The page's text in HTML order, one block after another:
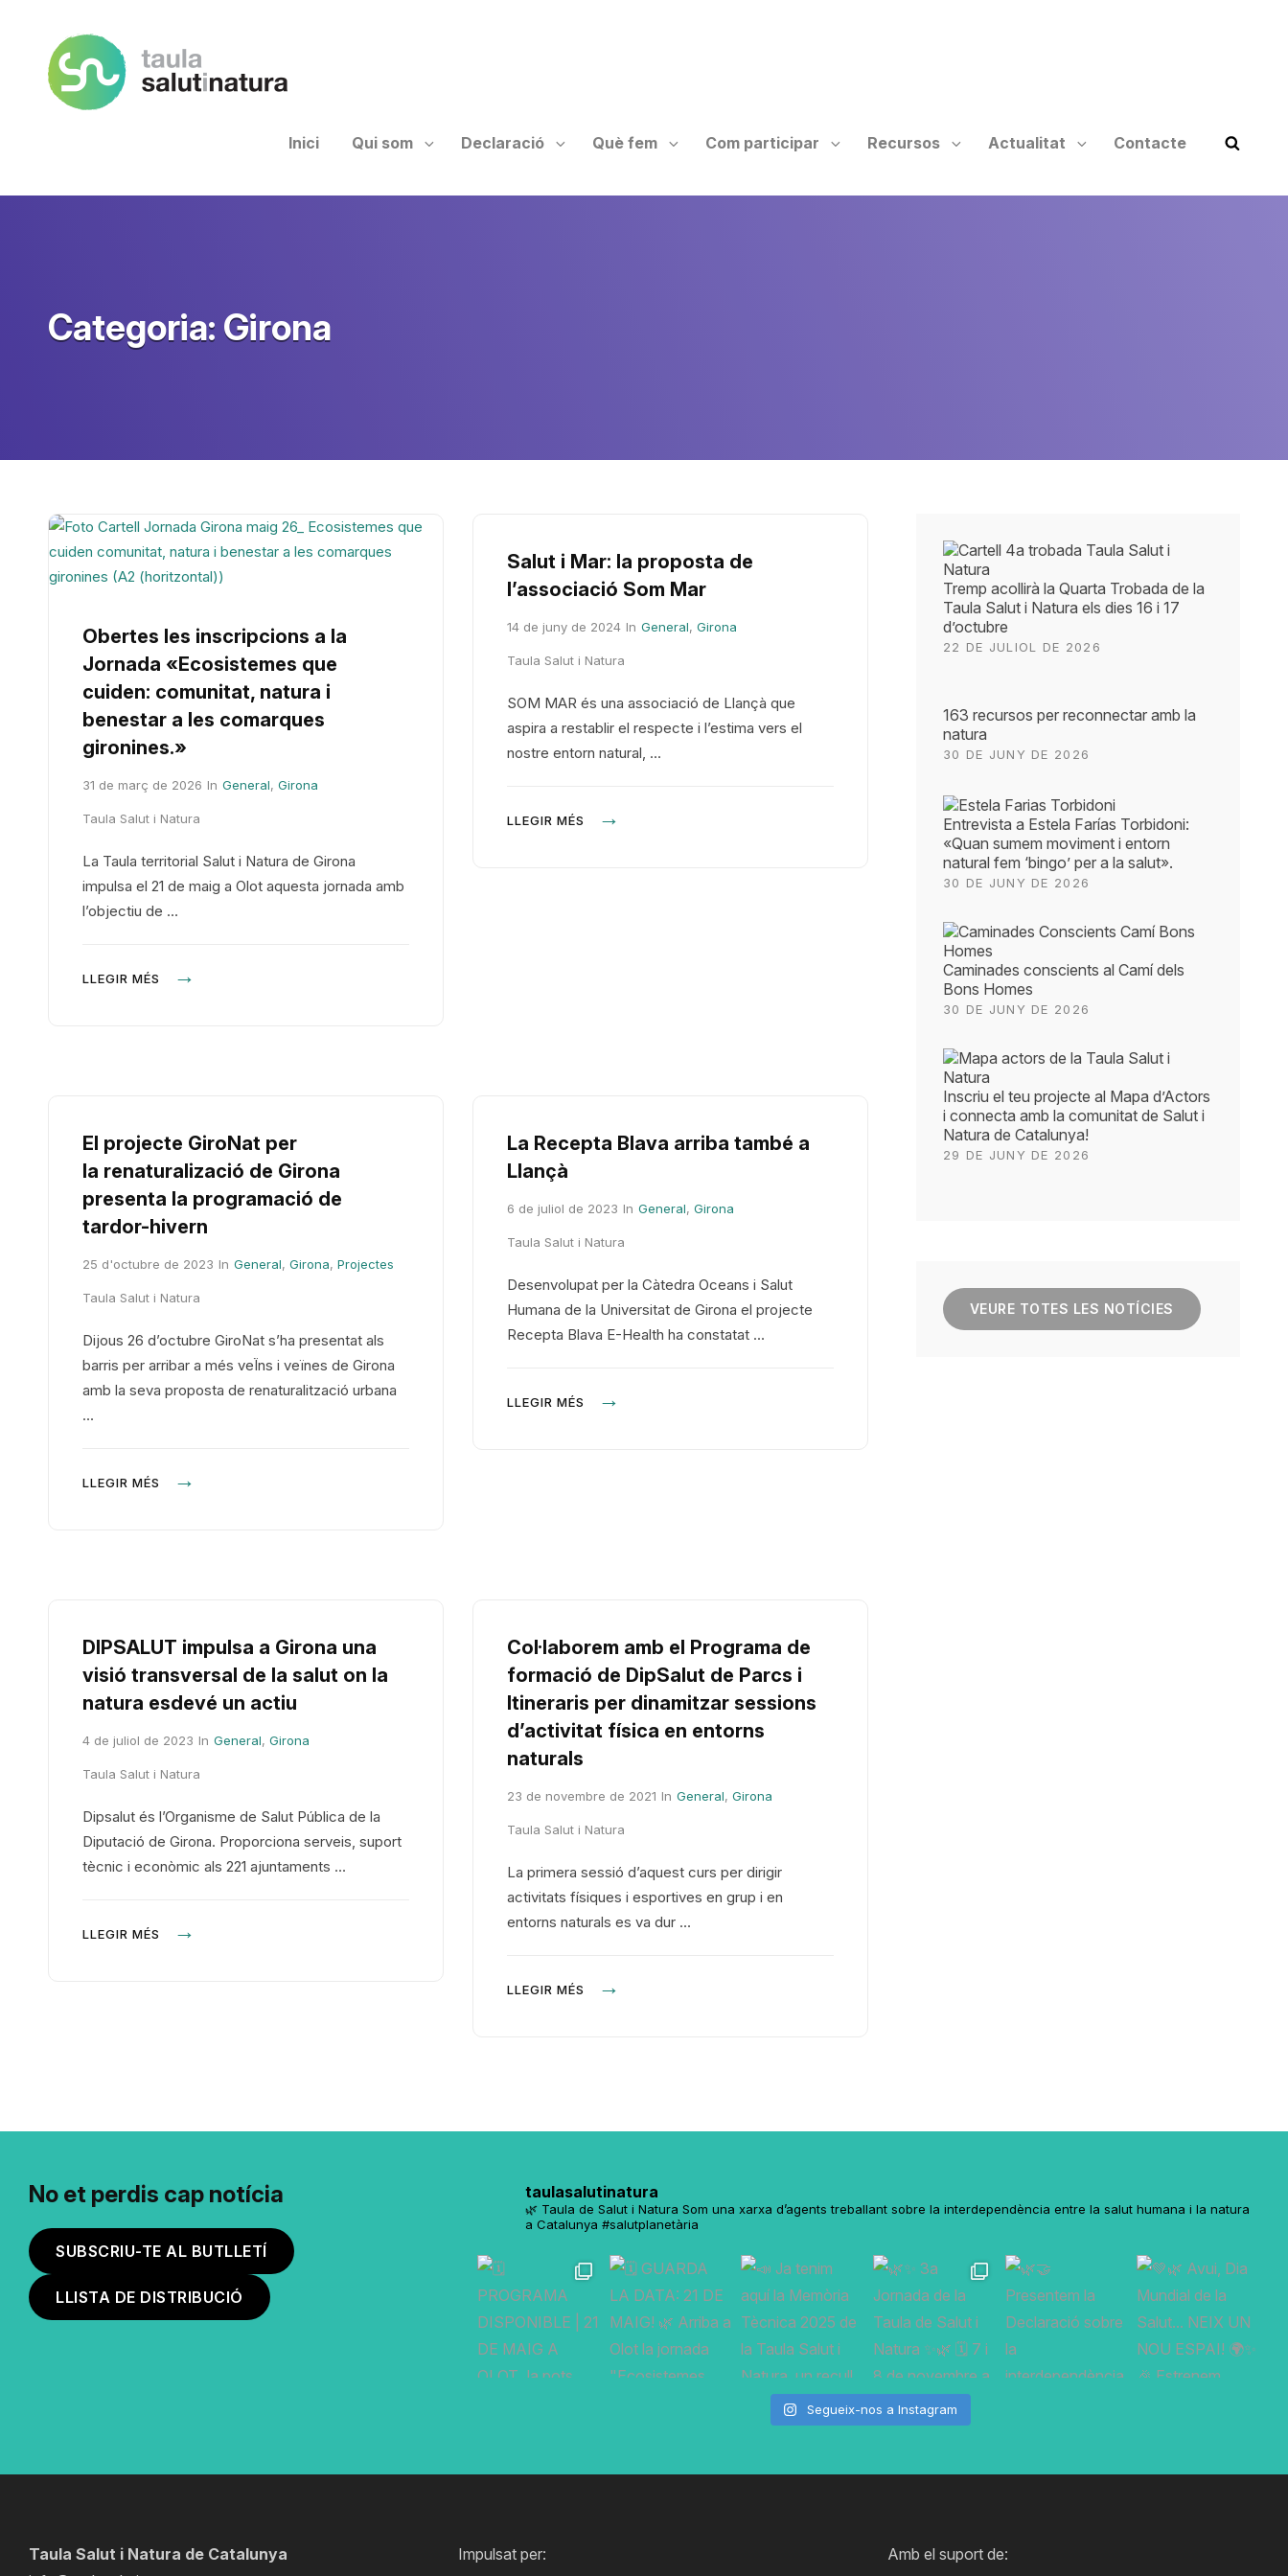
Taula Salut I Natura
Inici Qui som Declaració Què fem Com participar Recursos Actualitat Contacte
Categoria: Girona
Obertes les inscripcions a la
Jornada «Ecosistemes que
cuiden: comunitat, natura i
benestar a les comarques
gironines.»
31 de març de 2026 In General, Girona
Taula Salut i Natura
La Taula territorial Salut i Natura de Girona
impulsa el 21 de maig a Olot aquesta jornada amb
l’objectiu de …
LLEGIR MÉS
Salut i Mar: la proposta de
l’associació Som Mar
14 de juny de 2024 In General, Girona
Taula Salut i Natura
SOM MAR és una associació de Llançà que
aspira a restablir el respecte i l’estima vers el
nostre entorn natural, …
LLEGIR MÉS
El projecte GiroNat per
la renaturalizació de Girona
presenta la programació de
tardor-hivern
25 d'octubre de 2023 In General, Girona, Projectes
Taula Salut i Natura
Dijous 26 d’octubre GiroNat s’ha presentat als
barris per arribar a més veÏns i veïnes de Girona
amb la seva proposta de renaturalització urbana
…
LLEGIR MÉS
La Recepta Blava arriba també a
Llançà
6 de juliol de 2023 In General, Girona
Taula Salut i Natura
Desenvolupat per la Càtedra Oceans i Salut
Humana de la Universitat de Girona el projecte
Recepta Blava E-Health ha constatat …
LLEGIR MÉS
DIPSALUT impulsa a Girona una
visió transversal de la salut on la
natura esdevé un actiu
4 de juliol de 2023 In General, Girona
Taula Salut i Natura
Dipsalut és l’Organisme de Salut Pública de la
Diputació de Girona. Proporciona serveis, suport
tècnic i econòmic als 221 ajuntaments …
LLEGIR MÉS
Col·laborem amb el Programa de
formació de DipSalut de Parcs i
Itineraris per dinamitzar sessions
d’activitat física en entorns
naturals
23 de novembre de 2021 In General, Girona
Taula Salut i Natura
La primera sessió d’aquest curs per dirigir
activitats físiques i esportives en grup i en
entorns naturals es va dur …
LLEGIR MÉS
Tremp acollirà la Quarta Trobada de la
Taula Salut i Natura els dies 16 i 17
d’octubre
22 DE JULIOL DE 2026
163 recursos per reconnectar amb la
natura
30 DE JUNY DE 2026
Entrevista a Estela Farías Torbidoni:
«Quan sumem moviment i entorn
natural fem ‘bingo’ per a la salut».
30 DE JUNY DE 2026
Caminades conscients al Camí dels
Bons Homes
30 DE JUNY DE 2026
Inscriu el teu projecte al Mapa d’Actors
i connecta amb la comunitat de Salut i
Natura de Catalunya!
29 DE JUNY DE 2026
VEURE TOTES LES NOTÍCIES
No et perdis cap notícia
SUBSCRIU-TE AL BUTLLETÍ
LLISTA DE DISTRIBUCIÓ
taulasalutinatura
🌿 Taula de Salut i Natura Som una xarxa d’agents treballant sobre la interdependència entre la salut humana i la natura
a Catalunya #salutplanetària
Segueix-nos a Instagram
Taula Salut i Natura de Catalunya
Impulsat per: Amb el suport de: